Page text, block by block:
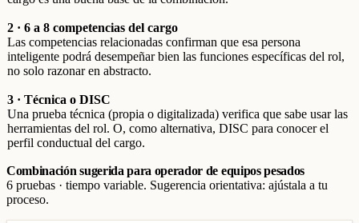
2 · 6 a 8 competencias del cargo
Las competencias relacionadas confirman que esa persona
inteligente podrá desempeñar bien las funciones específicas del rol,
no solo razonar en abstracto.
3 · Técnica o DISC
Una prueba técnica (propia o digitalizada) verifica que sabe usar las
herramientas del rol. O, como alternativa, DISC para conocer el
perfil conductual del cargo.
Combinación sugerida para operador de equipos pesados
6 pruebas · tiempo variable. Sugerencia orientativa: ajústala a tu
proceso.